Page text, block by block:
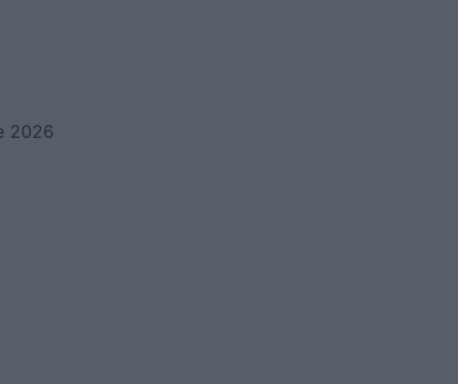
2026